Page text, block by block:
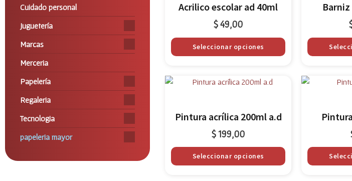
Cuidado personal
Juguetería
Marcas
Merceria
Papelería
Regaleria
Tecnologia
papeleria mayor
Acrilico escolar ad 40ml
$49,00
Seleccionar opciones
Pintura acrílica 200ml a.d
$199,00
Seleccionar opciones